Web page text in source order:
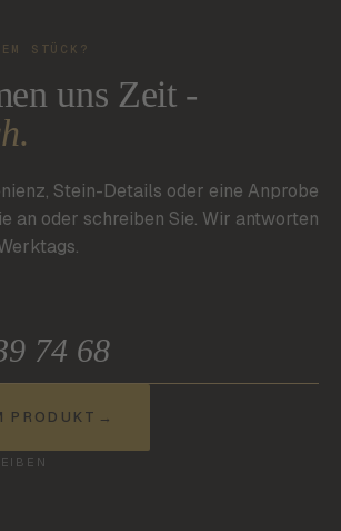
STÜCK?
uns Zeit -
Stein-Details oder eine Anprobe
an oder schreiben Sie. Wir antworten
74 68
PRODUKT →